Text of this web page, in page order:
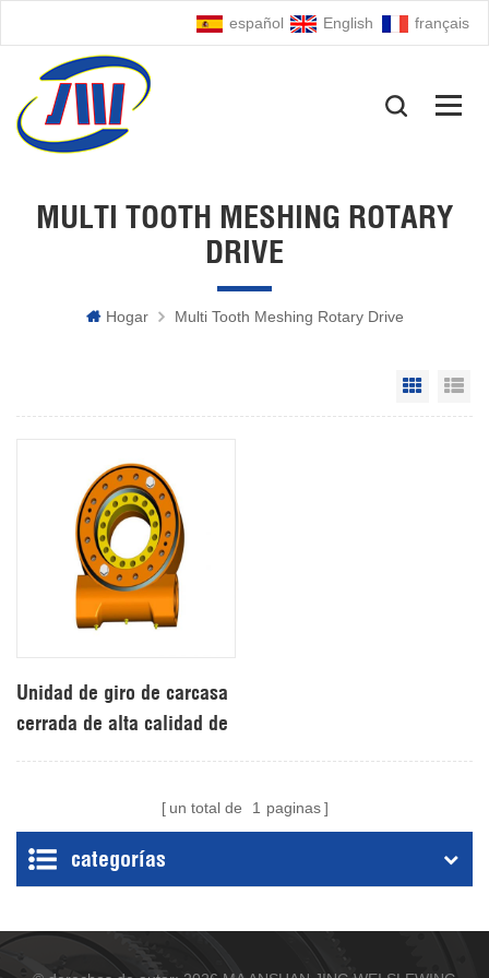
español English français
MULTI TOOTH MESHING ROTARY
DRIVE
Hogar Multi Tooth Meshing Rotary Drive
Grid
Unidad de giro de carcasa
cerrada de alta calidad de
un total de 1 paginas
categorías